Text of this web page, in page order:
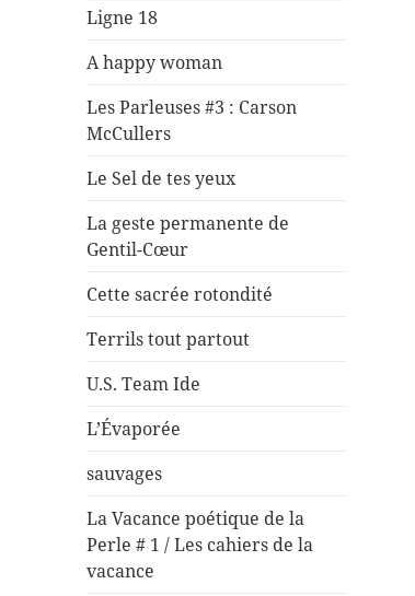
Ligne 18
A happy woman
Les Parleuses #3 : Carson
McCullers
Le Sel de tes yeux
La geste permanente de
Gentil-Cœur
Cette sacrée rotondité
Terrils tout partout
U.S. Team Ide
L’Évaporée
sauvages
La Vacance poétique de la
Perle # 1 / Les cahiers de la
vacance